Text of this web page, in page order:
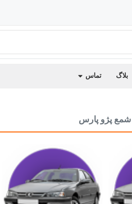
بلاگ تماس
شمع پژو پارس